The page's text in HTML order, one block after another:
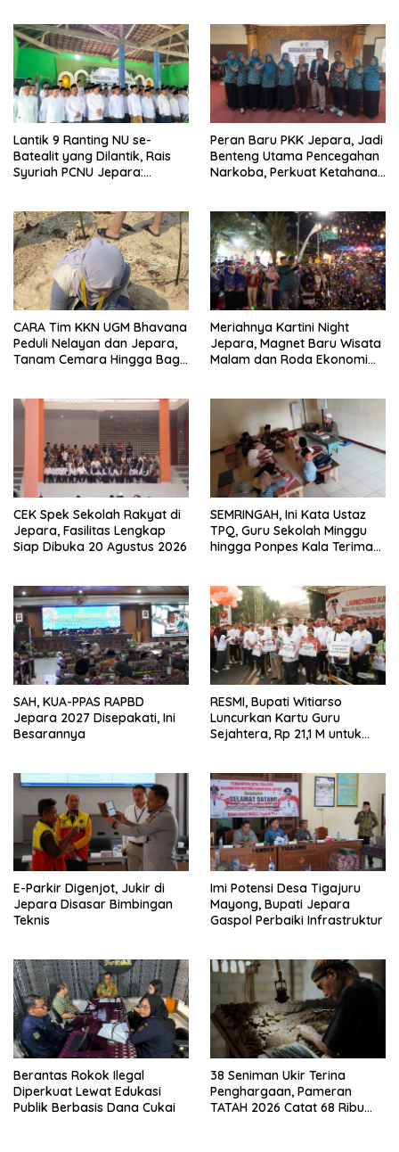
Lantik 9 Ranting NU se-
Batealit yang Dilantik, Rais
Syuriah PCNU Jepara:
Peran Baru PKK Jepara, Jadi
Benteng Utama Pencegahan
Narkoba, Perkuat Ketahanan
CARA Tim KKN UGM Bhavana
Peduli Nelayan dan Jepara,
Tanam Cemara Hingga Bagi
Meriahnya Kartini Night
Jepara, Magnet Baru Wisata
Malam dan Roda Ekonomi
CEK Spek Sekolah Rakyat di
Jepara, Fasilitas Lengkap
Siap Dibuka 20 Agustus 2026
SEMRINGAH, Ini Kata Ustaz
TPQ, Guru Sekolah Minggu
hingga Ponpes Kala Terima
SAH, KUA-PPAS RAPBD
Jepara 2027 Disepakati, Ini
Besarannya
RESMI, Bupati Witiarso
Luncurkan Kartu Guru
Sejahtera, Rp 21,1 M untuk
E-Parkir Digenjot, Jukir di
Jepara Disasar Bimbingan
Teknis
Imi Potensi Desa Tigajuru
Mayong, Bupati Jepara
Gaspol Perbaiki Infrastruktur
Berantas Rokok Ilegal
Diperkuat Lewat Edukasi
Publik Berbasis Dana Cukai
38 Seniman Ukir Terina
Penghargaan, Pameran
TATAH 2026 Catat 68 Ribu